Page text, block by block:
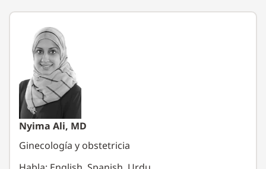
Nyima Ali, MD
Ginecología y obstetricia